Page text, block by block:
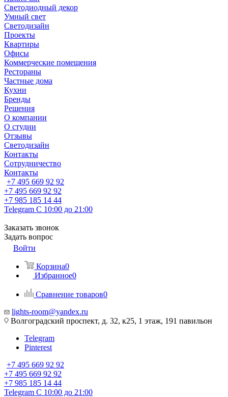
Светодиодный декор
Умный свет
Светодизайн
Проекты
Квартиры
Офисы
Коммерческие помещения
Рестораны
Частные дома
Кухни
Бренды
Решения
О компании
О студии
Отзывы
Светодизайн
Контакты
Сотрудничество
Контакты
+7 495 669 92 92
+7 495 669 92 92
+7 985 185 14 44
Telegram С 10:00 до 21:00
Заказать звонок
Задать вопрос
Войти
Корзина0
Избранное0
Сравнение товаров0
lights-room@yandex.ru
Волгоградский проспект, д. 32, к25, 1 этаж, 191 павильон
Telegram
Pinterest
+7 495 669 92 92
+7 495 669 92 92
+7 985 185 14 44
Telegram С 10:00 до 21:00